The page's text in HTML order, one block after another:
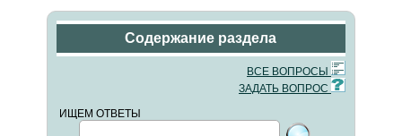
Содержание раздела
ВСЕ ВОПРОСЫ
ЗАДАТЬ ВОПРОС
ИЩЕМ ОТВЕТЫ